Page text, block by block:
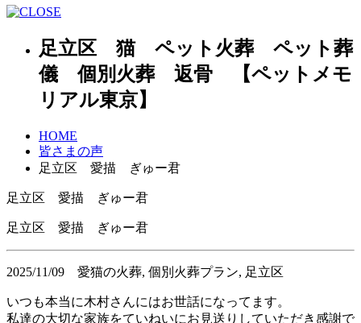
足立区 猫 ペット火葬 ペット葬
儀 個別火葬 返骨 【ペットメモ
リアル東京】
HOME
皆さまの声
足立区 愛描 ぎゅー君
足立区 愛描 ぎゅー君
足立区 愛描 ぎゅー君
2025/11/09 愛猫の火葬, 個別火葬プラン, 足立区
いつも本当に木村さんにはお世話になってます。
私達の大切な家族をていねいにお見送りしていただき感謝で